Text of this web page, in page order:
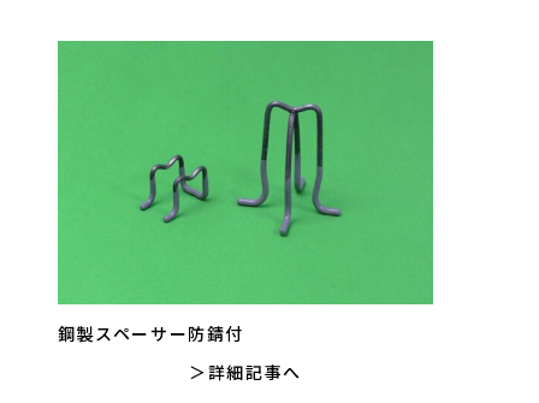
鋼製スペーサー防錆付
詳細記事へ